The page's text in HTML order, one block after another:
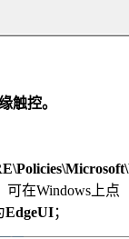
触控。
在Windows上点
EdgeUI；